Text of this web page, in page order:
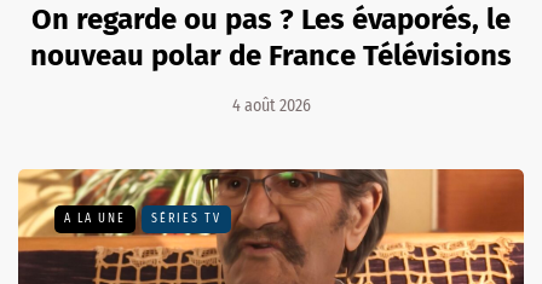
On regarde ou pas ? Les évaporés, le
nouveau polar de France Télévisions
4 août 2026
A LA UNE SÉRIES TV